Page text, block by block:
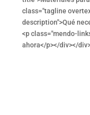
class="tagline
description">Qué
<p class="mendo-
ahora</p></div></